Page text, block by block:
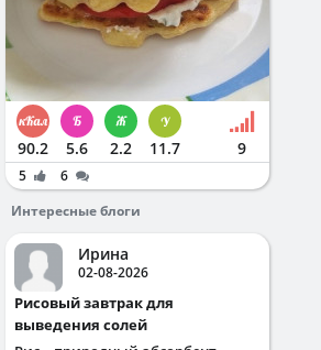
90.2 5.6 2.2 11.7 9
5
6
Интересные блоги
Ирина
02-08-2026
Рисовый завтрак для
выведения солей